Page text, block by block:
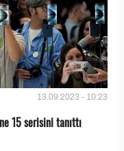
13.09.2023 - 10:23
15 serisini tanıttı